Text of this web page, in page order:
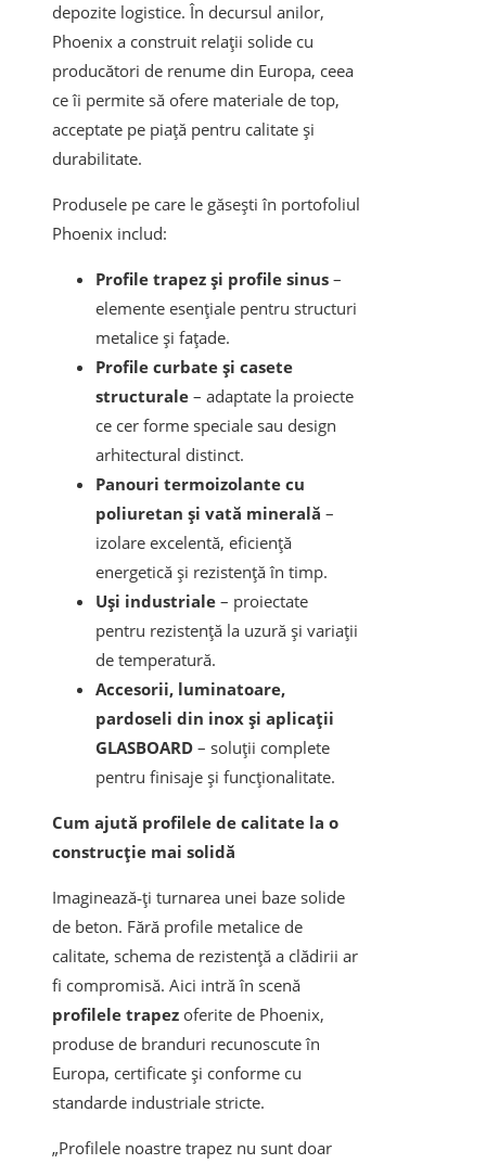
depozite logistice. În decursul anilor,
Phoenix a construit relații solide cu
producători de renume din Europa, ceea
ce îi permite să ofere materiale de top,
acceptate pe piață pentru calitate și
durabilitate.
Produsele pe care le găsești în portofoliul
Phoenix includ:
Profile trapez și profile sinus –
elemente esențiale pentru structuri
metalice și fațade.
Profile curbate și casete
structurale – adaptate la proiecte
ce cer forme speciale sau design
arhitectural distinct.
Panouri termoizolante cu
poliuretan și vată minerală –
izolare excelentă, eficiență
energetică și rezistență în timp.
Uși industriale – proiectate
pentru rezistență la uzură și variații
de temperatură.
Accesorii, luminatoare,
pardoseli din inox și aplicații
GLASBOARD – soluții complete
pentru finisaje și funcționalitate.
Cum ajută profilele de calitate la o
construcție mai solidă
Imaginează‑ți turnarea unei baze solide
de beton. Fără profile metalice de
calitate, schema de rezistență a clădirii ar
fi compromisă. Aici intră în scenă
profilele trapez oferite de Phoenix,
produse de branduri recunoscute în
Europa, certificate și conforme cu
standarde industriale stricte.
„Profilele noastre trapez nu sunt doar